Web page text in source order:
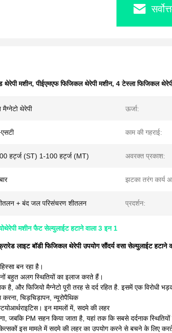
थेरेपी मशीन,पीईएमएफ फिजिकल थेरेपी मशीन, 4 टेस्ला फिजिकल
मैग्नेटो थेरेपी ऊर्जा:
काम की गहराई:
हर्ट्ज (ST) 1-100 हर्ट्ज (MT) अवरक्त प्रकाश:
झटका तरंग कार्य
+ बंद जल परिसंचरण शीतलन प्रदर्शन:
मशीन फैट सेल्युलाईट हटाने वाला 3 इन 1
लाइट बॉडी फिजिकल थेरेपी उपयोग सौंदर्य वसा सेल्युलाईट
बन रहा है।
बहुत अलग स्थितियों का इलाज करते हैं।
है, और फिजियो मैग्नेटो पूरी तरह से दर्द रहित है. इसमें एक विरोधी
चिड़चिड़ापन, न्यूरोपैथिक
इन मामलों में, सदमे की लहर
जबकि PM सहन किया जाता है, यहां तक कि सबसे दर्दनाक
इस मामले में सदमे की लहर का उपयोग करने से बचने के लिए